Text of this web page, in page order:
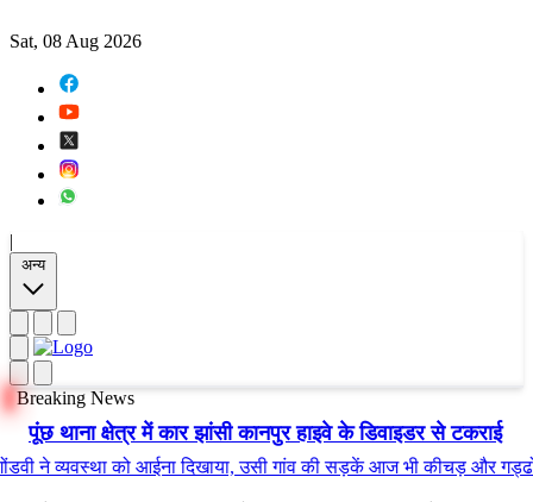
Sat, 08 Aug 2026
|
अन्य
Breaking News
पूंछ थाना क्षेत्र में कार झांसी कानपुर हाइवे के डिवाइडर से टकराई
व्यवस्था को आईना दिखाया, उसी गांव की सड़कें आज भी कीचड़ और गड्ढों में